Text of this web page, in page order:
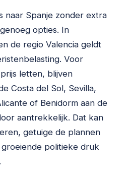
naar Spanje zonder extra
opties. In
de regio Valencia geldt
Voor
letten, blijven
Costa del Sol, Sevilla,
of Benidorm aan de
aantrekkelijk. Dat kan
getuige de plannen
politieke druk